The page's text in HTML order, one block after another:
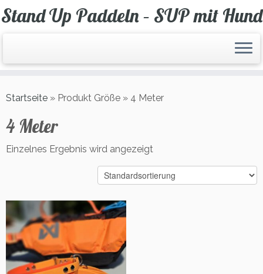
Zum
Inhalt
Stand Up Paddeln – SUP mit Hund
Startseite » Produkt Größe » 4 Meter
4 Meter
Einzelnes Ergebnis wird angezeigt